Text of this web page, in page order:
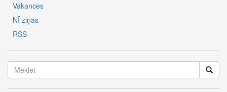
Vakances
NĪ ziņas
RSS